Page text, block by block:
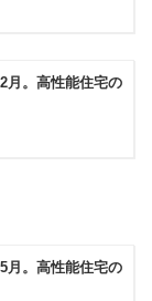
月。高性能住宅の
月。高性能住宅の